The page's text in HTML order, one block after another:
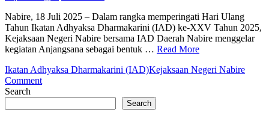
Nabire, 18 Juli 2025 – Dalam rangka memperingati Hari Ulang
Tahun Ikatan Adhyaksa Dharmakarini (IAD) ke-XXV Tahun 2025,
Kejaksaan Negeri Nabire bersama IAD Daerah Nabire menggelar
kegiatan Anjangsana sebagai bentuk … Read More
Ikatan Adhyaksa Dharmakarini (IAD)Kejaksaan Negeri Nabire
Commenton
Nabire
Search
Search